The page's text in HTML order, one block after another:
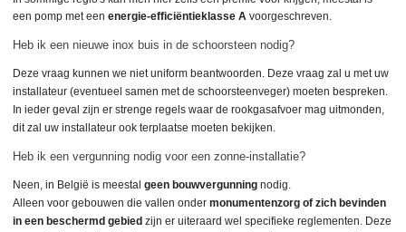
een pomp met eenenergie-efficiëntieklasse Avoorgeschreven.
Heb ik een nieuwe inox buis in de schoorsteen nodig?
Deze vraag kunnen we niet uniform beantwoorden. Deze vraag zal u met uw
installateur (eventueel samen met de schoorsteenveger) moeten bespreken.
In ieder geval zijn er strenge regels waar de rookgasafvoer mag uitmonden,
dit zal uw installateur ook terplaatse moeten bekijken.
Heb ik een vergunning nodig voor een zonne-installatie?
Neen, in België is meestalgeen bouwvergunning nodig.
Alleen voor gebouwen die vallen ondermonumentenzorg of zich bevinden
in een beschermd gebied zijn er uiteraard wel specifieke reglementen. Deze